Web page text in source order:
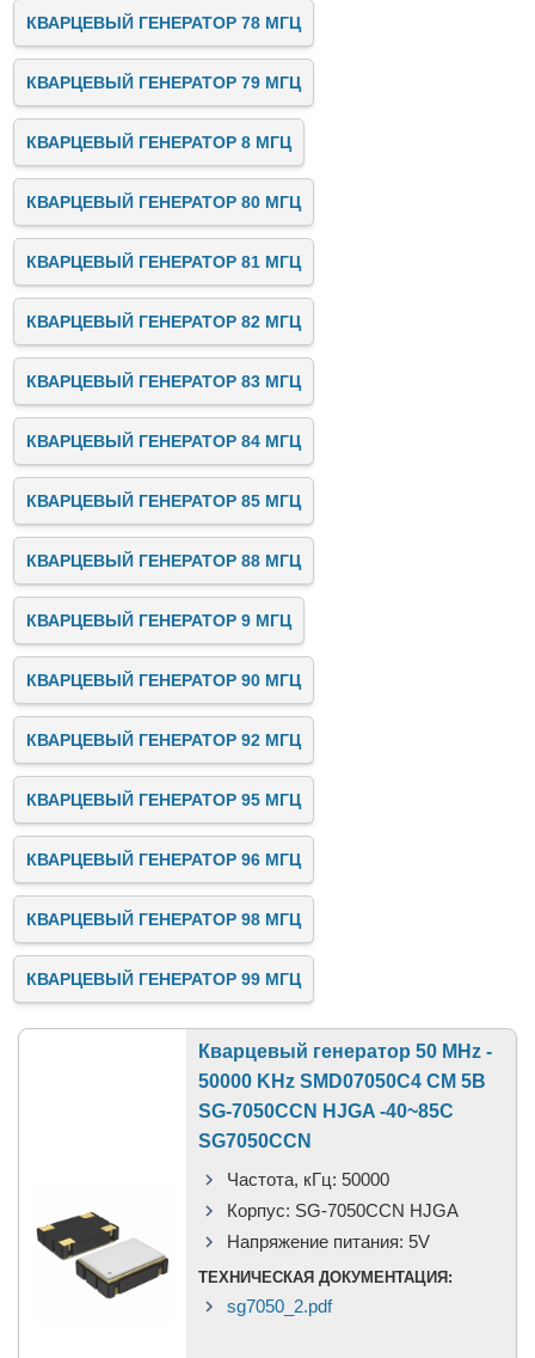
КВАРЦЕВЫЙ ГЕНЕРАТОР 78 МГЦ
КВАРЦЕВЫЙ ГЕНЕРАТОР 79 МГЦ
КВАРЦЕВЫЙ ГЕНЕРАТОР 8 МГЦ
КВАРЦЕВЫЙ ГЕНЕРАТОР 80 МГЦ
КВАРЦЕВЫЙ ГЕНЕРАТОР 81 МГЦ
КВАРЦЕВЫЙ ГЕНЕРАТОР 82 МГЦ
КВАРЦЕВЫЙ ГЕНЕРАТОР 83 МГЦ
КВАРЦЕВЫЙ ГЕНЕРАТОР 84 МГЦ
КВАРЦЕВЫЙ ГЕНЕРАТОР 85 МГЦ
КВАРЦЕВЫЙ ГЕНЕРАТОР 88 МГЦ
КВАРЦЕВЫЙ ГЕНЕРАТОР 9 МГЦ
КВАРЦЕВЫЙ ГЕНЕРАТОР 90 МГЦ
КВАРЦЕВЫЙ ГЕНЕРАТОР 92 МГЦ
КВАРЦЕВЫЙ ГЕНЕРАТОР 95 МГЦ
КВАРЦЕВЫЙ ГЕНЕРАТОР 96 МГЦ
КВАРЦЕВЫЙ ГЕНЕРАТОР 98 МГЦ
КВАРЦЕВЫЙ ГЕНЕРАТОР 99 МГЦ
Кварцевый генератор 50 MHz -
50000 KHz SMD07050C4 CM 5В
SG-7050CCN HJGA -40~85C
SG7050CCN
Частота, кГц: 50000
Корпус: SG-7050CCN HJGA
Напряжение питания: 5V
ТЕХНИЧЕСКАЯ ДОКУМЕНТАЦИЯ:
sg7050_2.pdf